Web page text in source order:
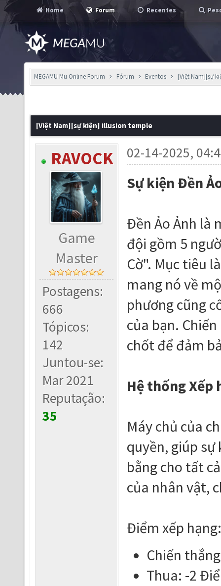
Home Forum Recentes
MEGAMU Mu Online Forum Fórum Eventos [Việt Nam][sự
[Việt Nam][sự kiện] illusion temple
RAVOCK
Game
Master
Postagens:
666
Tópicos:
142
Juntou-se:
Mar 2021
Reputação:
35
02-14-2025,
Sự kiện Đền
Đền Ảo Ảnh là
đội gồm 5
Cờ". Mục tiêu
mang nó về
phương cũng
của bạn.
chốt để đảm
Hệ thống Xếp
Máy chủ của
quyền, giúp sự
bằng cho tất
của nhân vật,
Điểm xếp hạng:
Chiến
Thua: -2